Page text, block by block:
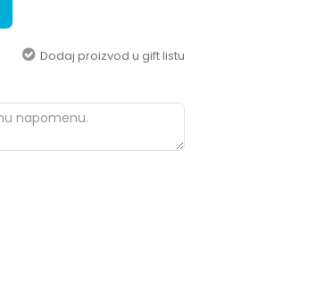
Dodaj proizvod u gift listu